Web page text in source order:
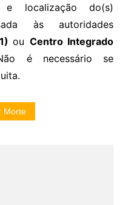
localização do(s)
às autoridades
ou Centro Integrado
é necessário se
Morte